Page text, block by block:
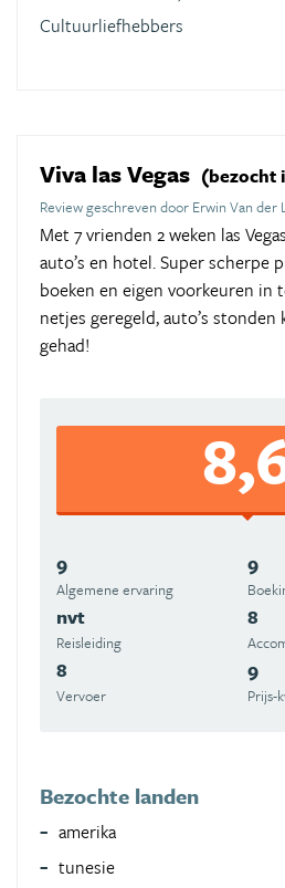
Cultuurliefhebbers
Viva las Vegas (bezocht
Review geschreven door Erwin Van
Met 7 vrienden 2 weken las
auto’s en hotel. Super scherpe
boeken en eigen voorkeuren in
netjes geregeld, auto’s stonden
gehad!
9
Algemene ervaring
9
nvt
Reisleiding
8
8
Vervoer
9
Prijs-
Bezochte landen
amerika
tunesie